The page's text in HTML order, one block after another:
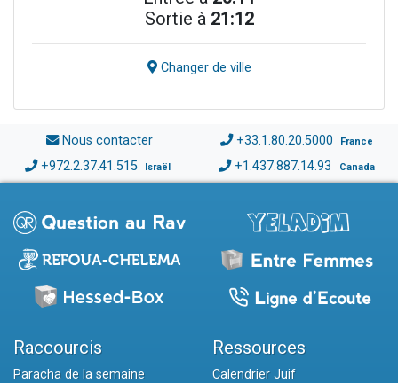
Sortie à 21:12
Changer de ville
Nous contacter +33.1.80.20.5000 France
+972.2.37.41.515 Israël +1.437.887.14.93 Canada
Raccourcis
Paracha de la semaine
Ressources
Calendrier Juif